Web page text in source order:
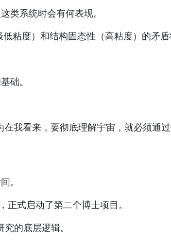
类系统时会有何表现。
粘度）和结构固态性（高粘度）的矛盾
础。
我看来，要彻底理解宇宙，就必须通过
。
式启动了第二个博士项目。
的底层逻辑。